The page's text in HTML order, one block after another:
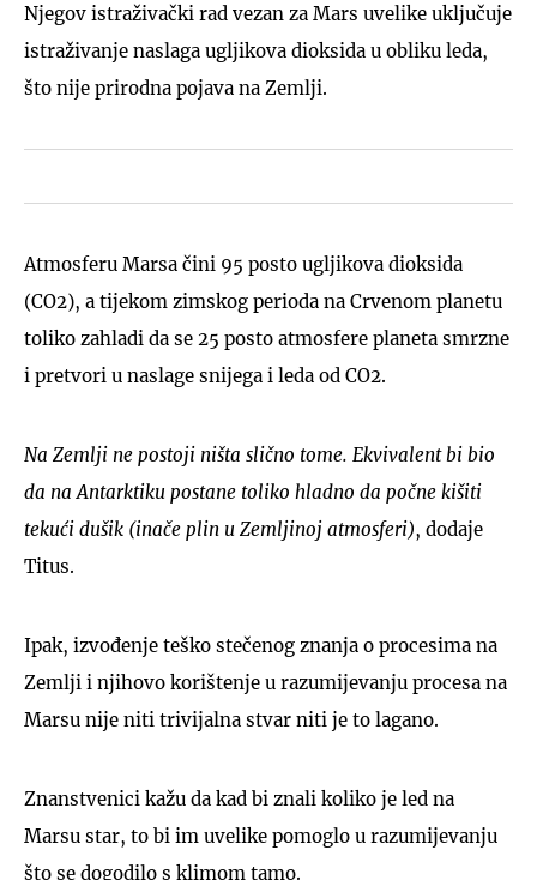
Njegov istraživački rad vezan za Mars uvelike uključuje
istraživanje naslaga ugljikova dioksida u obliku leda,
što nije prirodna pojava na Zemlji.
Atmosferu Marsa čini 95 posto ugljikova dioksida
(CO2), a tijekom zimskog perioda na Crvenom planetu
toliko zahladi da se 25 posto atmosfere planeta smrzne
i pretvori u naslage snijega i leda od CO2.
Na Zemlji ne postoji ništa slično tome. Ekvivalent bi bio
da na Antarktiku postane toliko hladno da počne kišiti
tekući dušik (inače plin u Zemljinoj atmosferi), dodaje
Titus.
Ipak, izvođenje teško stečenog znanja o procesima na
Zemlji i njihovo korištenje u razumijevanju procesa na
Marsu nije niti trivijalna stvar niti je to lagano.
Znanstvenici kažu da kad bi znali koliko je led na
Marsu star, to bi im uvelike pomoglo u razumijevanju
što se dogodilo s klimom tamo.